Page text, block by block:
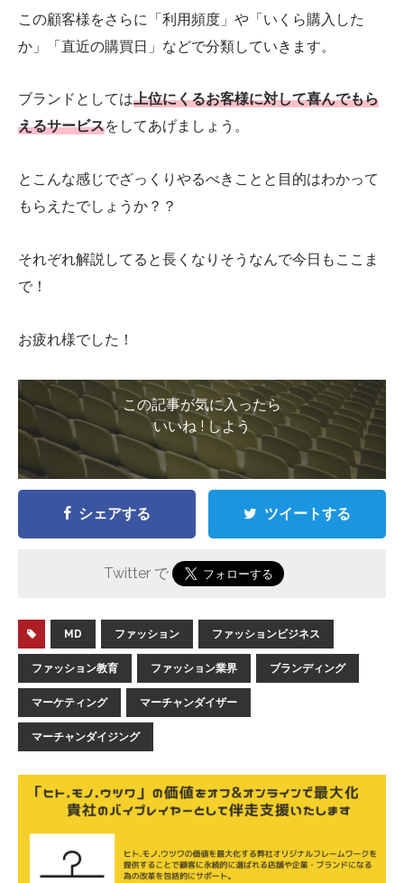
この顧客様をさらに「利用頻度」や「いくら購入した
か」「直近の購買日」などで分類していきます。
ブランドとしては上位にくるお客様に対して喜んでもら
えるサービスをしてあげましょう。
とこんな感じでざっくりやるべきことと目的はわかって
もらえたでしょうか？？
それぞれ解説してると長くなりそうなんで今日もここま
で！
お疲れ様でした！
この記事が気に入ったら
いいね ! しよう
シェアする ツイートする
Twitter で
MD ファッション ファッションビジネス
ファッション教育 ファッション業界 ブランディング
マーケティング マーチャンダイザー
マーチャンダイジング